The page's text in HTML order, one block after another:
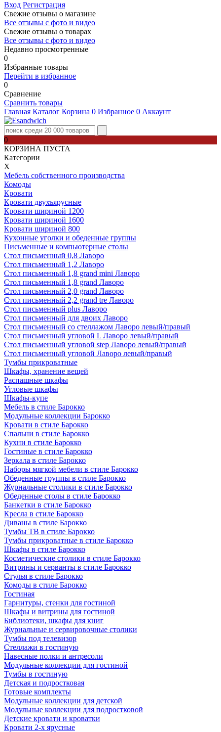
Вход Регистрация
Свежие отзывы о магазине
Все отзывы с фото и видео
Свежие отзывы о товарах
Все отзывы c фото и видео
Недавно просмотренные
0
Избранные товары
Перейти в избранное
0
Сравнение
Сравнить товары
Главная Каталог Корзина 0 Избранное 0 Аккаунт
0
КОРЗИНА ПУСТА
Категории
Х
Мебель собственного производства
Комоды
Кровати
Кровати двухъярусные
Кровати шириной 1200
Кровати шириной 1600
Кровати шириной 800
Кухонные уголки и обеденные группы
Письменные и компьютерные столы
Стол письменный 0,8 Лаворо
Стол письменный 1,2 Лаворо
Стол письменный 1,8 grand mini Лаворо
Стол письменный 1,8 grand Лаворо
Стол письменный 2,0 grand Лаворо
Стол письменный 2,2 grand tre Лаворо
Стол письменный plus Лаворо
Стол письменный для двоих Лаворо
Стол письменный со стеллажом Лаворо левый/правый
Стол письменный угловой L Лаворо левый/правый
Стол письменный угловой step Лаворо левый/правый
Стол письменный угловой Лаворо левый/правый
Тумбы прикроватные
Шкафы, хранение вещей
Распашные шкафы
Угловые шкафы
Шкафы-купе
Мебель в стиле Барокко
Модульные коллекции Барокко
Кровати в стиле Барокко
Спальни в стиле Барокко
Кухни в стиле Барокко
Гостиные в стиле Барокко
Зеркала в стиле Барокко
Наборы мягкой мебели в стиле Барокко
Обеденные группы в стиле Барокко
Журнальные столики в стиле Барокко
Обеденные столы в стиле Барокко
Банкетки в стиле Барокко
Кресла в стиле Барокко
Диваны в стиле Барокко
Тумбы ТВ в стиле Барокко
Тумбы прикроватные в стиле Барокко
Шкафы в стиле Барокко
Косметические столики в стиле Барокко
Витрины и серванты в стиле Барокко
Стулья в стиле Барокко
Комоды в стиле Барокко
Гостиная
Гарнитуры, стенки для гостиной
Шкафы и витрины для гостиной
Библиотеки, шкафы для книг
Журнальные и сервировочные столики
Тумбы под телевизор
Стеллажи в гостиную
Навесные полки и антресоли
Модульные коллекции для гостиной
Тумбы в гостиную
Детская и подростковая
Готовые комплекты
Модульные коллекции для детской
Модульные коллекции для подростковой
Детские кровати и кроватки
Кровати 2-х ярусные